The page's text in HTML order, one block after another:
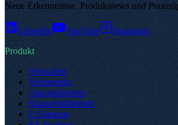
Neue Erkenntnisse, Produktnews und
LinkedIn YouTube
Instagram
Produkt
Verwalten
Verhandeln
Automatisieren
Klauselbibliothek
E-Signatur